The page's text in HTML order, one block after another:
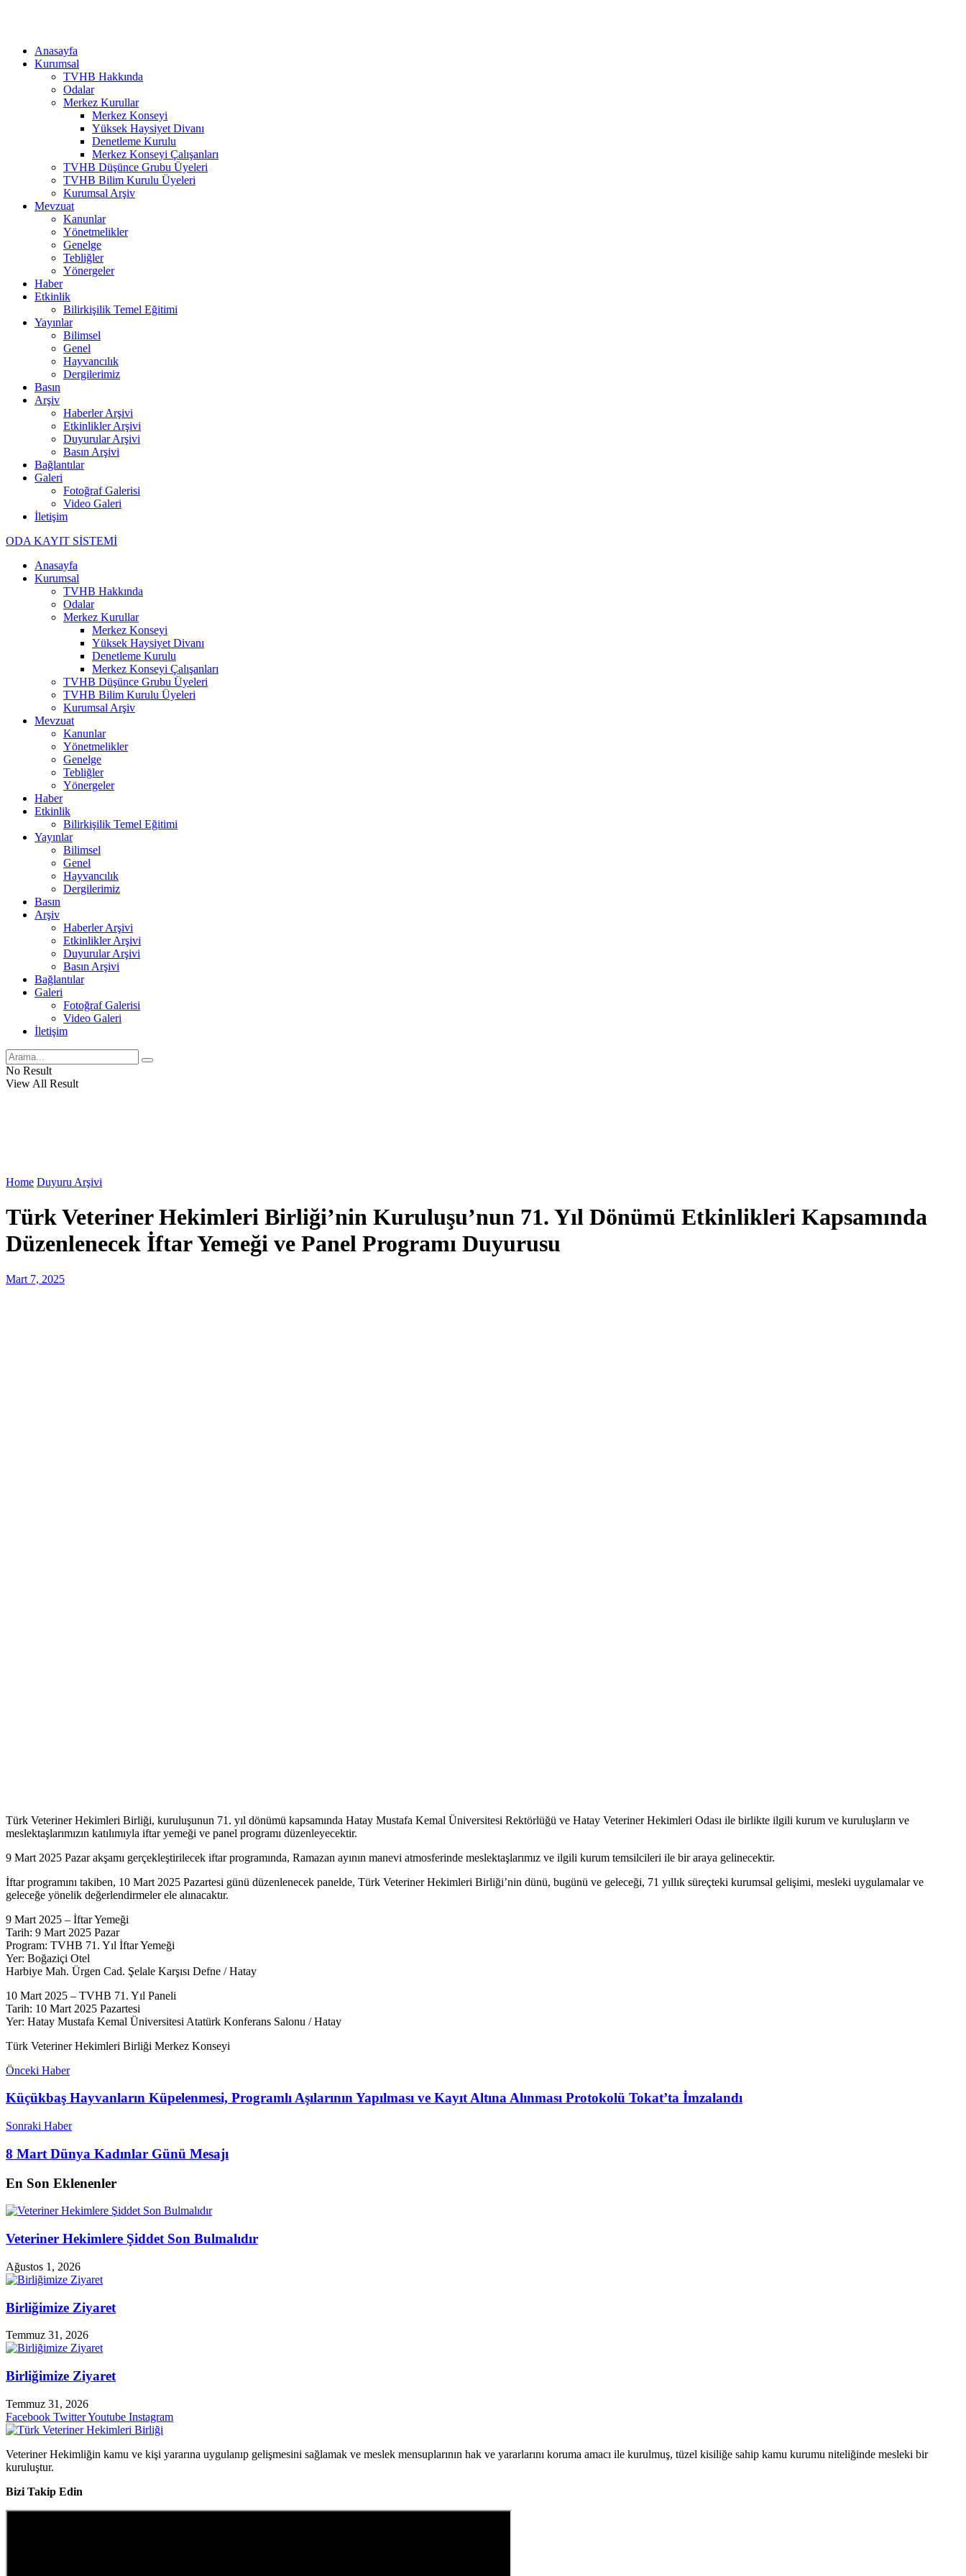
Anasayfa
Kurumsal
TVHB Hakkında
Odalar
Merkez Kurullar
Merkez Konseyi
Yüksek Haysiyet Divanı
Denetleme Kurulu
Merkez Konseyi Çalışanları
TVHB Düşünce Grubu Üyeleri
TVHB Bilim Kurulu Üyeleri
Kurumsal Arşiv
Mevzuat
Kanunlar
Yönetmelikler
Genelge
Tebliğler
Yönergeler
Haber
Etkinlik
Bilirkişilik Temel Eğitimi
Yayınlar
Bilimsel
Genel
Hayvancılık
Dergilerimiz
Basın
Arşiv
Haberler Arşivi
Etkinlikler Arşivi
Duyurular Arşivi
Basın Arşivi
Bağlantılar
Galeri
Fotoğraf Galerisi
Video Galeri
İletişim
ODA KAYIT SİSTEMİ
Anasayfa
Kurumsal
TVHB Hakkında
Odalar
Merkez Kurullar
Merkez Konseyi
Yüksek Haysiyet Divanı
Denetleme Kurulu
Merkez Konseyi Çalışanları
TVHB Düşünce Grubu Üyeleri
TVHB Bilim Kurulu Üyeleri
Kurumsal Arşiv
Mevzuat
Kanunlar
Yönetmelikler
Genelge
Tebliğler
Yönergeler
Haber
Etkinlik
Bilirkişilik Temel Eğitimi
Yayınlar
Bilimsel
Genel
Hayvancılık
Dergilerimiz
Basın
Arşiv
Haberler Arşivi
Etkinlikler Arşivi
Duyurular Arşivi
Basın Arşivi
Bağlantılar
Galeri
Fotoğraf Galerisi
Video Galeri
İletişim
No Result
View All Result
Home Duyuru Arşivi
Türk Veteriner Hekimleri Birliği’nin Kuruluşu’nun 71. Yıl Dönümü Etkinlikleri Kapsamında
Düzenlenecek İftar Yemeği ve Panel Programı Duyurusu
Mart 7, 2025
Türk Veteriner Hekimleri Birliği, kuruluşunun 71. yıl dönümü kapsamında Hatay Mustafa Kemal Üniversitesi Rektörlüğü ve Hatay Veteriner Hekimleri Odası ile birlikte ilgili kurum ve kuruluşların ve
meslektaşlarımızın katılımıyla iftar yemeği ve panel programı düzenleyecektir.
9 Mart 2025 Pazar akşamı gerçekleştirilecek iftar programında, Ramazan ayının manevi atmosferinde meslektaşlarımız ve ilgili kurum temsilcileri ile bir araya gelinecektir.
İftar programını takiben, 10 Mart 2025 Pazartesi günü düzenlenecek panelde, Türk Veteriner Hekimleri Birliği’nin dünü, bugünü ve geleceği, 71 yıllık süreçteki kurumsal gelişimi, mesleki uygulamalar ve
geleceğe yönelik değerlendirmeler ele alınacaktır.
9 Mart 2025 – İftar Yemeği
Tarih: 9 Mart 2025 Pazar
Program: TVHB 71. Yıl İftar Yemeği
Yer: Boğaziçi Otel
Harbiye Mah. Ürgen Cad. Şelale Karşısı Defne / Hatay
10 Mart 2025 – TVHB 71. Yıl Paneli
Tarih: 10 Mart 2025 Pazartesi
Yer: Hatay Mustafa Kemal Üniversitesi Atatürk Konferans Salonu / Hatay
Türk Veteriner Hekimleri Birliği Merkez Konseyi
Önceki Haber
Küçükbaş Hayvanların Küpelenmesi, Programlı Aşılarının Yapılması ve Kayıt Altına Alınması Protokolü Tokat’ta İmzalandı
Sonraki Haber
8 Mart Dünya Kadınlar Günü Mesajı
En Son Eklenenler
Veteriner Hekimlere Şiddet Son Bulmalıdır
Ağustos 1, 2026
Birliğimize Ziyaret
Temmuz 31, 2026
Birliğimize Ziyaret
Temmuz 31, 2026
Facebook TwitterYoutube Instagram
Veteriner Hekimliğin kamu ve kişi yararına uygulanıp gelişmesini sağlamak ve meslek mensuplarının hak ve yararlarını koruma amacı ile kurulmuş, tüzel kisiliğe sahip kamu kurumu niteliğinde mesleki bir
kuruluştur.
Bizi Takip Edin